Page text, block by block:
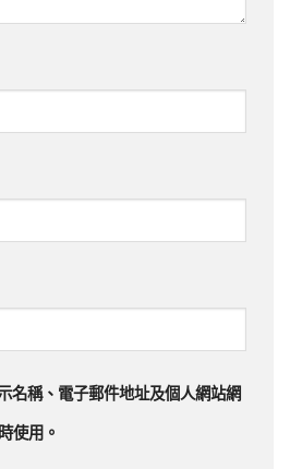
名稱、電子郵件地址及個人網站網
使用。